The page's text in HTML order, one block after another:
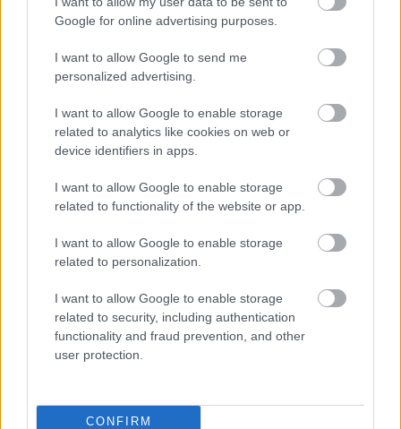
Google for online advertising purposes.
I want to allow Google to send me
personalized advertising.
I want to allow Google to enable storage
related to analytics like cookies on web or
device identifiers in apps.
I want to allow Google to enable storage
related to functionality of the website or app.
I want to allow Google to enable storage
related to personalization.
I want to allow Google to enable storage
related to security, including authentication
functionality and fraud prevention, and other
user protection.
CONFIRM
UNC6671: Η νέα απειλή που κλέβει
δεδομένα από το Microsoft 365 με
περισσότερα
|| Οικονομία